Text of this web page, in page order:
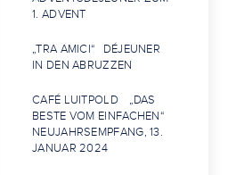
1. ADVENT
„TRA AMICI“ DÉJEUNER
IN DEN ABRUZZEN
CAFÉ LUITPOLD „DAS
BESTE VOM EINFACHEN“
NEUJAHRSEMPFANG, 13.
JANUAR 2024